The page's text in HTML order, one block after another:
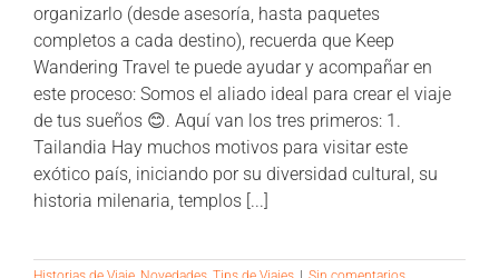
organizarlo (desde asesoría, hasta paquetes
completos a cada destino), recuerda que Keep
Wandering Travel te puede ayudar y acompañar en
este proceso: Somos el aliado ideal para crear el viaje
de tus sueños 😊. Aquí van los tres primeros: 1.
Tailandia Hay muchos motivos para visitar este
exótico país, iniciando por su diversidad cultural, su
historia milenaria, templos [...]